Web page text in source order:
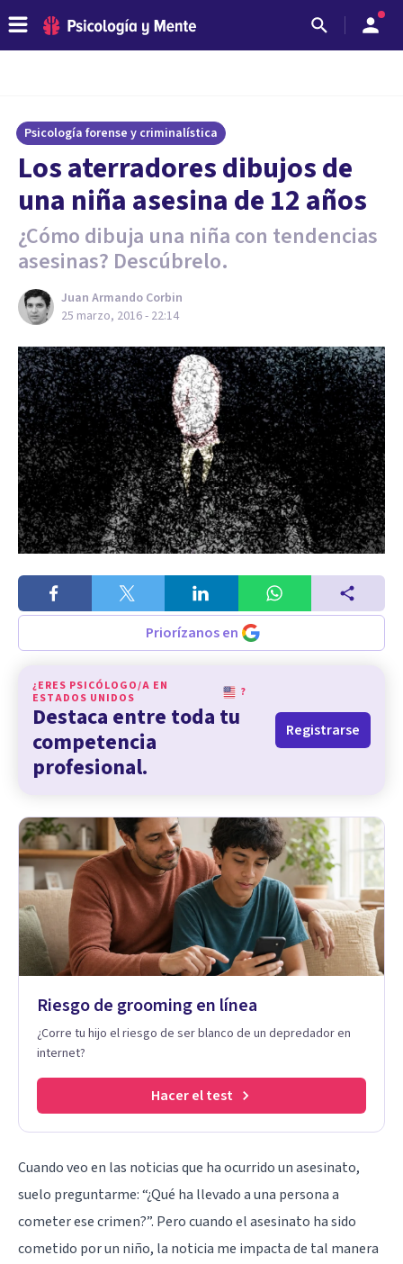
Psicología forense y criminalística
​Los aterradores dibujos de
una niña asesina de 12 años
¿Cómo dibuja una niña con tendencias
asesinas? Descúbrelo.
Juan Armando Corbin
25 marzo, 2016 - 22:14
Priorízanos en
¿ERES PSICÓLOGO/A EN
ESTADOS UNIDOS
?
Destaca entre toda tu
competencia
profesional.
Registrarse
Riesgo de grooming en línea
¿Corre tu hijo el riesgo de ser blanco de un depredador en
internet?
Hacer el test
Cuando veo en las noticias que ha ocurrido un asesinato,
suelo preguntarme: “¿Qué ha llevado a una persona a
cometer ese crimen?”. Pero cuando el asesinato ha sido
cometido por un niño, la noticia me impacta de tal manera